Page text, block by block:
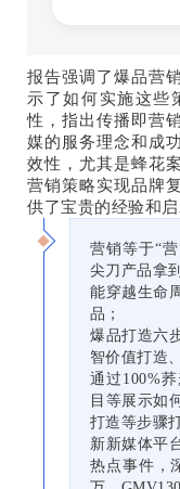
报告强调了爆品营
示了如何实施这些
性，指出传播即营
媒的服务理念和成
效性，尤其是蜂花
营销策略实现品牌
供了宝贵的经验和启
营销等于“
尖刀产品拿
能穿越生命
品；
爆品打造六
智价值打造
通过100%
目等展示如
打造等步骤
新新媒体平
热点事件，